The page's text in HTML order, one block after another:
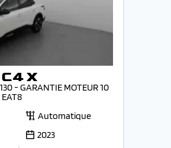
X
- GARANTIE MOTEUR 10
Automatique
2023